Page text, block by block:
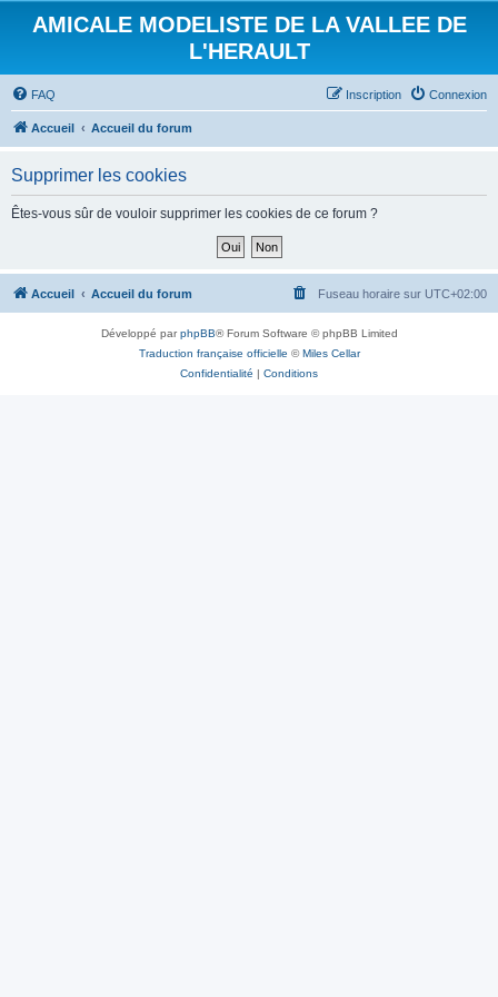
AMICALE MODELISTE DE LA VALLEE DE
L'HERAULT
FAQ Connexion
Inscription
Accueil Accueil du forum
Supprimer les cookies
Êtes-vous sûr de vouloir supprimer les cookies de ce forum ?
Accueil Accueil du forum Fuseau horaire sur UTC+02:00
Développé parphpBB® Forum Software © phpBB Limited
Traduction française officielle ©Miles Cellar
Confidentialité | Conditions